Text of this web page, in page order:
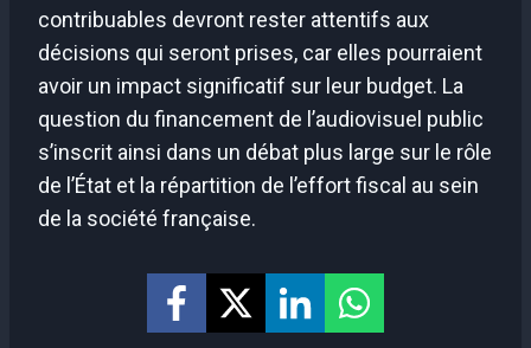
contribuables devront rester attentifs aux
décisions qui seront prises, car elles pourraient
avoir un impact significatif sur leur budget. La
question du financement de l’audiovisuel public
s’inscrit ainsi dans un débat plus large sur le rôle
de l’État et la répartition de l’effort fiscal au sein
de la société française.